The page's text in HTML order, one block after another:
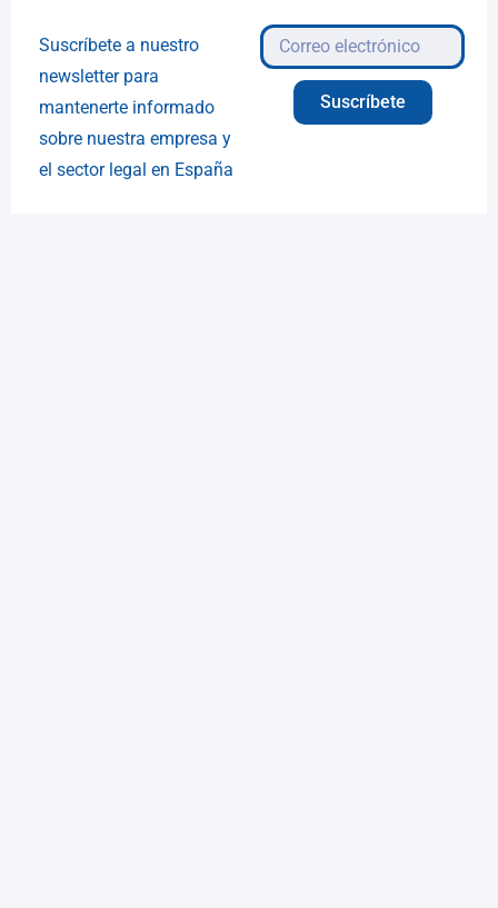
Suscríbete a nuestro
newsletter para
mantenerte informado
sobre nuestra empresa y
el sector legal en España
Suscríbete